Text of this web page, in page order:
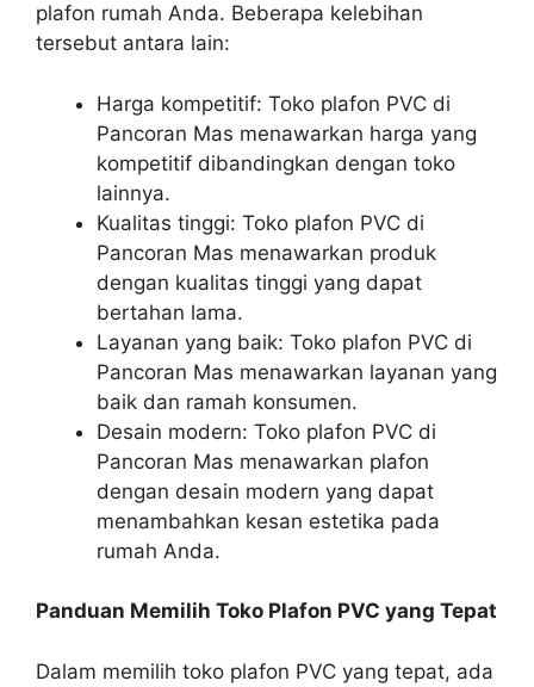
plafon rumah Anda. Beberapa kelebihan
tersebut antara lain:
Harga kompetitif: Toko plafon PVC di
Pancoran Mas menawarkan harga yang
kompetitif dibandingkan dengan toko
lainnya.
Kualitas tinggi: Toko plafon PVC di
Pancoran Mas menawarkan produk
dengan kualitas tinggi yang dapat
bertahan lama.
Layanan yang baik: Toko plafon PVC di
Pancoran Mas menawarkan layanan yang
baik dan ramah konsumen.
Desain modern: Toko plafon PVC di
Pancoran Mas menawarkan plafon
dengan desain modern yang dapat
menambahkan kesan estetika pada
rumah Anda.
Panduan Memilih Toko Plafon PVC yang Tepat
Dalam memilih toko plafon PVC yang tepat, ada